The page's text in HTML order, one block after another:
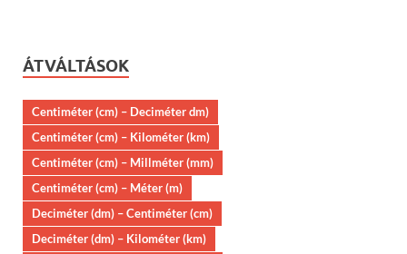
ÁTVÁLTÁSOK
Centiméter (cm) – Deciméter dm)
Centiméter (cm) – Kilométer (km)
Centiméter (cm) – Millméter (mm)
Centiméter (cm) – Méter (m)
Deciméter (dm) – Centiméter (cm)
Deciméter (dm) – Kilométer (km)